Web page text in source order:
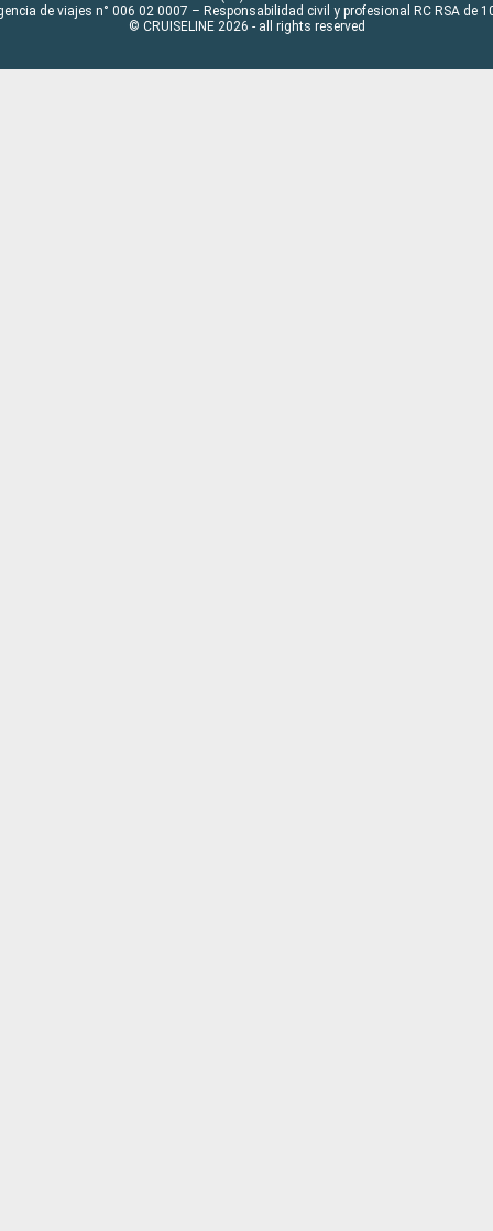
de viajes n° 006 02 0007 – Responsabilidad civil y profesional RC RSA de
© CRUISELINE 2026 - all rights reserved